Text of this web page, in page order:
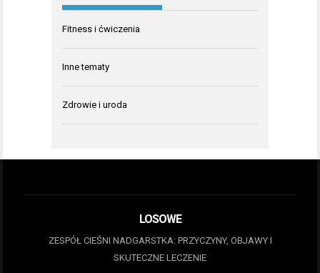
Fitness i ćwiczenia
Inne tematy
Zdrowie i uroda
LOSOWE
ZESPÓŁ CIEŚNI NADGARSTKA: PRZYCZYNY, OBJAWY I
SKUTECZNE LECZENIE